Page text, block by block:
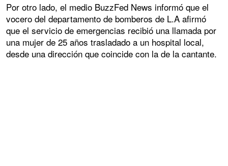
Por otro lado, el medio BuzzFed News informó que el
vocero del departamento de bomberos de L.A afirmó
que el servicio de emergencias recibió una llamada por
una mujer de 25 años trasladado a un hospital local,
desde una dirección que coincide con la de la cantante.